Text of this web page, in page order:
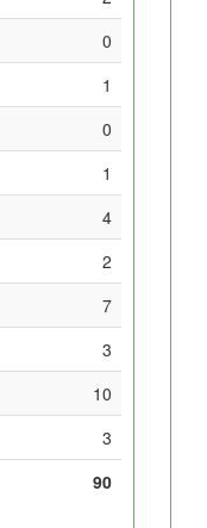
0
1
0
1
4
2
7
3
10
3
90